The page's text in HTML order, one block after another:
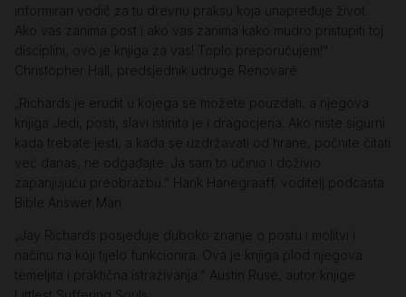
informiran vodič za tu drevnu praksu koja unapređuje život.
Ako vas zanima post i ako vas zanima kako mudro pristupiti toj
disciplini, ovo je knjiga za vas! Toplo preporučujem!“
Christopher Hall, predsjednik udruge Renovaré
„Richards je erudit u kojega se možete pouzdati, a njegova
knjiga Jedi, posti, slavi istinita je i dragocjena. Ako niste sigurni
kada trebate jesti, a kada se uzdržavati od hrane, počnite čitati
već danas, ne odgađajte. Ja sam to učinio i doživio
zapanjujuću preobrazbu.“ Hank Hanegraaff, voditelj podcasta
Bible Answer Man
„Jay Richards posjeduje duboko znanje o postu i molitvi i
načinu na koji tijelo funkcionira. Ova je knjiga plod njegova
temeljita i praktična istraživanja.“ Austin Ruse, autor knjige